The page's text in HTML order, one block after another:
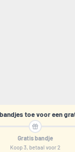
toe voor een
Gratis bandje
Koop 3, betaal voor 2